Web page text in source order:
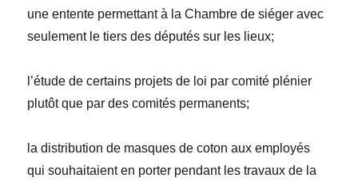
une entente permettant à la Chambre de siéger avec
seulement le tiers des députés sur les lieux;
l’étude de certains projets de loi par comité plénier
plutôt que par des comités permanents;
la distribution de masques de coton aux employés
qui souhaitaient en porter pendant les travaux de la